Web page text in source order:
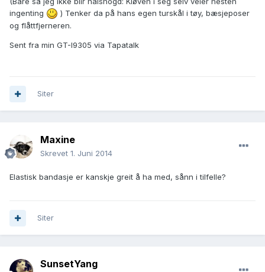
ingenting
) Tenker da på hans egen turskål i tøy, bæsjeposer
og flåttfjerneren.
Sent fra min GT-I9305 via Tapatalk
Siter
Maxine
Skrevet 1. Juni 2014
Elastisk bandasje er kanskje greit å ha med, sånn i tilfelle?
Siter
SunsetYang